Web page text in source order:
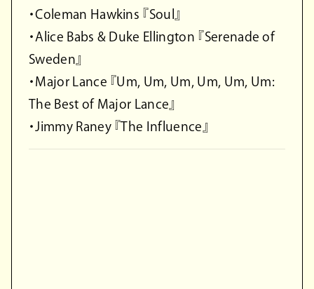
・Coleman Hawkins 『Soul』
・Alice Babs & Duke Ellington 『Serenade of
Sweden』
・Major Lance 『Um, Um, Um, Um, Um, Um:
The Best of Major Lance』
・Jimmy Raney 『The Influence』